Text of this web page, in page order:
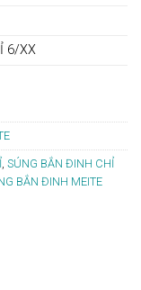
6/XX
, SÚNG BẮN ĐINH CHỈ
BẮN ĐINH MEITE